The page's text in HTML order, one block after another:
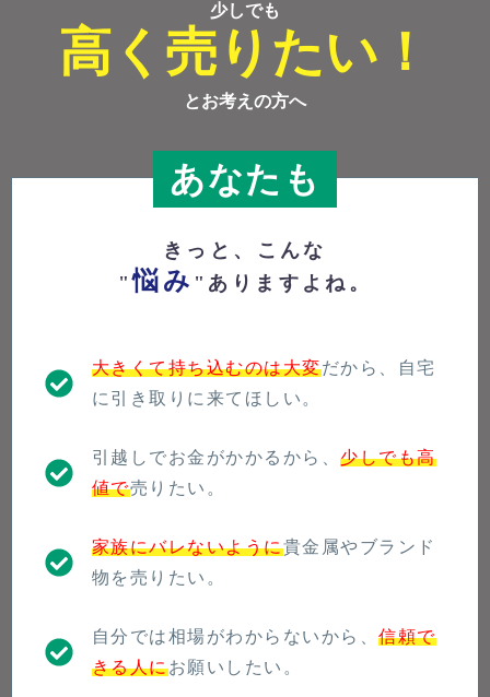
少しでも
高く売りたい！
とお考えの方へ
あなたも
きっと、こんな
"悩み "ありますよね。
大きくて持ち込むのは大変だから、自宅
に引き取りに来てほしい。
引越しでお金がかかるから、 少しでも高
値で売りたい。
家族にバレないように貴金属やブランド
物を売りたい。
自分では相場がわからないから、 信頼で
きる人にお願いしたい。